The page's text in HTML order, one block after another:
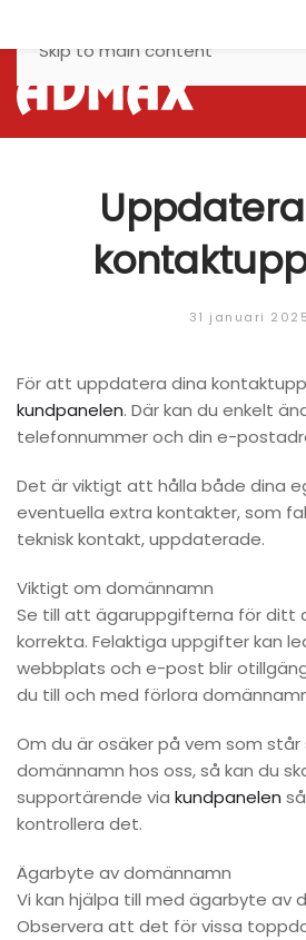
Skip to main content
31 januari 2025
För att uppdatera dina
kundpanelen. Där kan du enkelt
telefonnummer och din e-
Det är viktigt att hålla både dina
eventuella extra kontakter, som
teknisk kontakt, uppdaterade.
Viktigt om domännamn
Se till att ägaruppgifterna för ditt
korrekta. Felaktiga uppgifter kan
webbplats och e-post blir
du till och med förlora
Om du är osäker på vem som
domännamn hos oss, så kan du
supportärende via kundpanelen
kontrollera det.
Ägarbyte av domännamn
Vi kan hjälpa till med ägarbyte av
Observera att det för vissa